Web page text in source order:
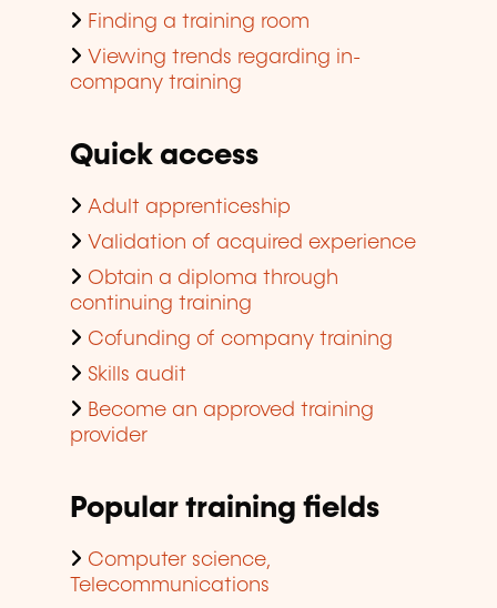
Finding a training room
Viewing trends regarding in-
company training
Quick access
Adult apprenticeship
Validation of acquired experience
Obtain a diploma through
continuing training
Cofunding of company training
Skills audit
Become an approved training
provider
Popular training fields
Computer science,
Telecommunications